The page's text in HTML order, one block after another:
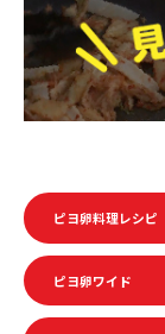
ピヨ卵料理レシピ
ピヨ卵ワイド